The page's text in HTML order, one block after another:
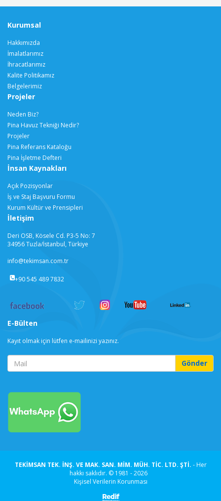
Kurumsal
Hakkımızda
İmalatlarımız
İhracatlarımız
Kalite Politikamız
Belgelerimiz
Projeler
Neden Biz?
Pina Havuz Tekniği Nedir?
Projeler
Pina Referans Kataloğu
Pina İşletme Defteri
İnsan Kaynakları
Açık Pozisyonlar
İş ve Staj Başvuru Formu
Kurum Kültür ve Prensipleri
İletişim
Deri OSB, Kösele Cd. P3-5 No: 7
34956 Tuzla/İstanbul, Türkiye
info@tekimsan.com.tr
+90 545 489 7832
E-Bülten
Kayıt olmak için lütfen e-mailinizi yazınız.
TEKİMSAN TEK. İNŞ. VE MAK. SAN. MİM. MÜH. TİC. LTD. ŞTİ. - Her
hakkı saklıdır. © 1981 -2026
Kişisel Verilerin Korunması